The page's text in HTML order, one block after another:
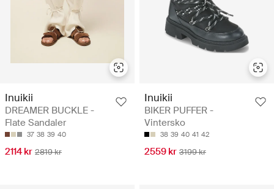
Inuikii
DREAMER BUCKLE -
Flate Sandaler
37 38 39 40
2114 kr 2819 kr
Inuikii
BIKER PUFFER -
Vintersko
38 39 40 41 42
2559 kr 3199 kr